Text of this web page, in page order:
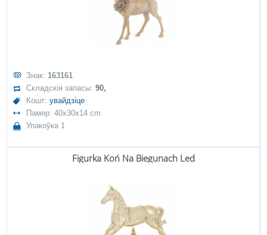
Знак: 163161
Складскія запасы:90,
Кошт:увайдзіце
Памер: 40x30x14 cm
Упакоўка 1
Figurka Koń Na Biegunach Led